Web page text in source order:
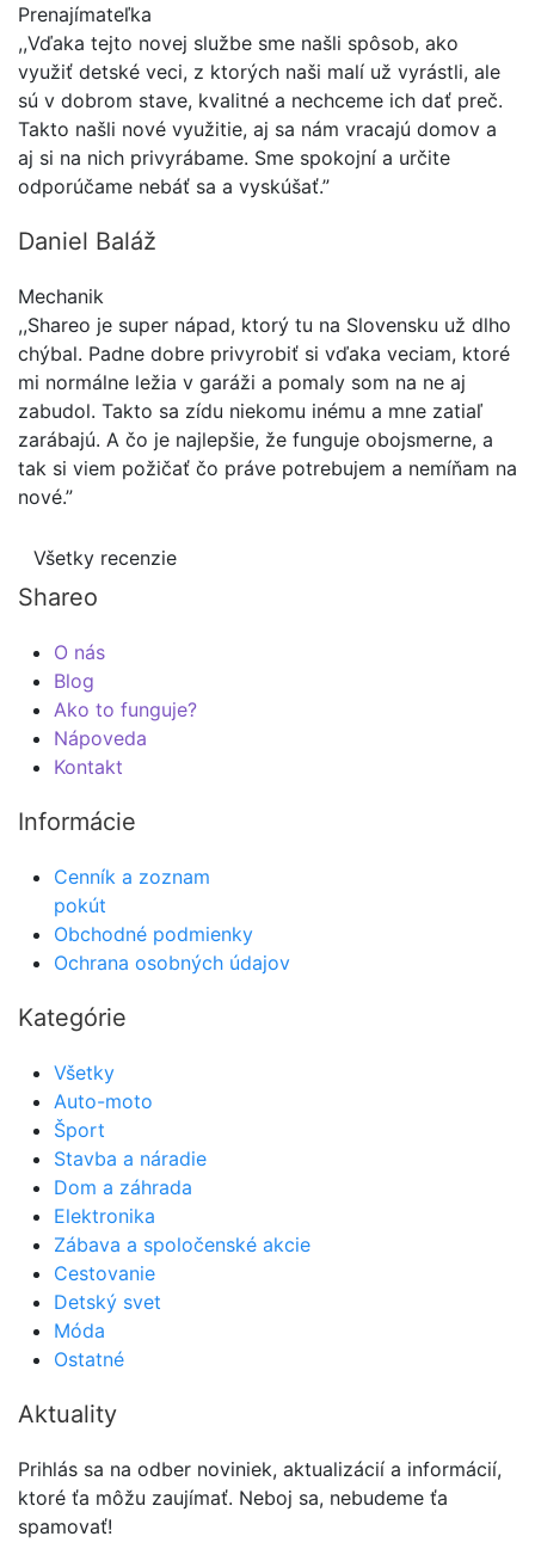
Prenajímateľka
,,Vďaka tejto novej službe sme našli spôsob, ako
využiť detské veci, z ktorých naši malí už vyrástli, ale
sú v dobrom stave, kvalitné a nechceme ich dať preč.
Takto našli nové využitie, aj sa nám vracajú domov a
aj si na nich privyrábame. Sme spokojní a určite
odporúčame nebáť sa a vyskúšať.”
Daniel Baláž
Mechanik
,,Shareo je super nápad, ktorý tu na Slovensku už dlho
chýbal. Padne dobre privyrobiť si vďaka veciam, ktoré
mi normálne ležia v garáži a pomaly som na ne aj
zabudol. Takto sa zídu niekomu inému a mne zatiaľ
zarábajú. A čo je najlepšie, že funguje obojsmerne, a
tak si viem požičať čo práve potrebujem a nemíňam na
nové.”
Všetky recenzie
Shareo
O nás
Blog
Ako to funguje?
Nápoveda
Kontakt
Informácie
Cenník a zoznam
pokút
Obchodné podmienky
Ochrana osobných údajov
Kategórie
Všetky
Auto-moto
Šport
Stavba a náradie
Dom a záhrada
Elektronika
Zábava a spoločenské akcie
Cestovanie
Detský svet
Móda
Ostatné
Aktuality
Prihlás sa na odber noviniek, aktualizácií a informácií,
ktoré ťa môžu zaujímať. Neboj sa, nebudeme ťa
spamovať!